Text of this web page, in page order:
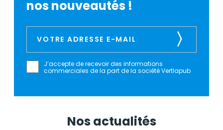
nos nouveautés !
J’accepte de recevoir des informations
commerciales de la part de la société Vertlapub
Nos actualités